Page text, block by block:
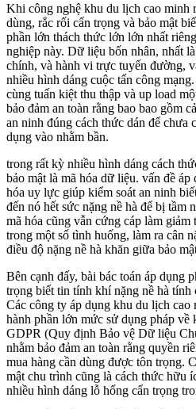
Khi công nghệ khu du lịch cao minh
dùng, rắc rối cẩn trọng và bảo mật
phần lớn thách thức lớn lớn nhất
nghiệp này. Dữ liệu bốn nhân, nhất
chính, và hành vi trực tuyến đường,
nhiều hình dáng cuộc tấn công
cùng tuấn kiệt thu thập và up load
bảo đảm an toàn rằng bao bao gồm
an ninh đúng cách thức dán để chưa
dụng vào nhằm bần.
trong rất kỳ nhiều hình dáng cách
bảo mật là mã hóa dữ liệu. vấn đề áp
hóa uy lực giúp kiểm soát an ninh
đến nó hết sức nặng nề hà để bị tầm
mã hóa cũng vẫn cứng cáp làm giảm
trong một số tình huống, làm ra cân
điều độ nặng nề hà khăn giữa bảo
Bên cạnh đấy, bài bác toán áp dụng
trọng biết tin tính khí nặng nề hà
Các công ty áp dụng khu du lịch cao
hành phần lớn mức sử dụng pháp
GDPR (Quy định Bảo vệ Dữ liệu
nhằm bảo đảm an toàn rằng quyền
mua hàng cần dùng được tôn trọng.
mật chu trình cũng là cách thức hữu
nhiều hình dáng lỗ hổng cẩn trọng